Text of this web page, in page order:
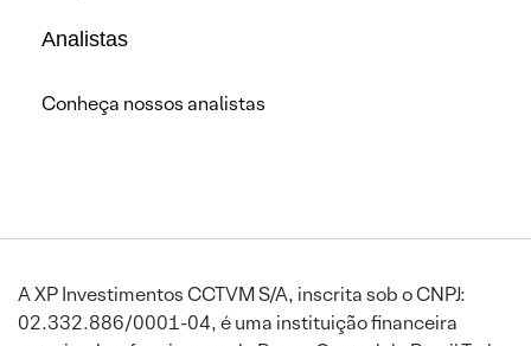
Analistas
Conheça nossos analistas
A XP Investimentos CCTVM S/A, inscrita sob o CNPJ:
02.332.886/0001-04, é uma instituição financeira